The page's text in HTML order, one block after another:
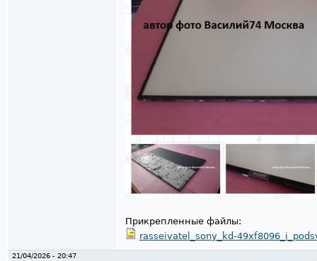
Прикрепленные файлы:
rasseivatel_sony_kd-
21/04/2026 - 20:47